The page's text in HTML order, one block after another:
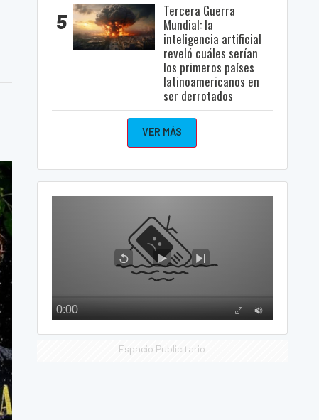
5
Tercera Guerra
Mundial: la
inteligencia artificial
reveló cuáles serían
los primeros países
latinoamericanos en
ser derrotados
VER MÁS
Espacio Publicitario